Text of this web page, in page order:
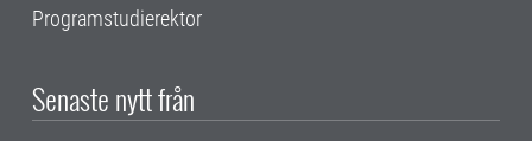
Programstudierektor
Senaste nytt från